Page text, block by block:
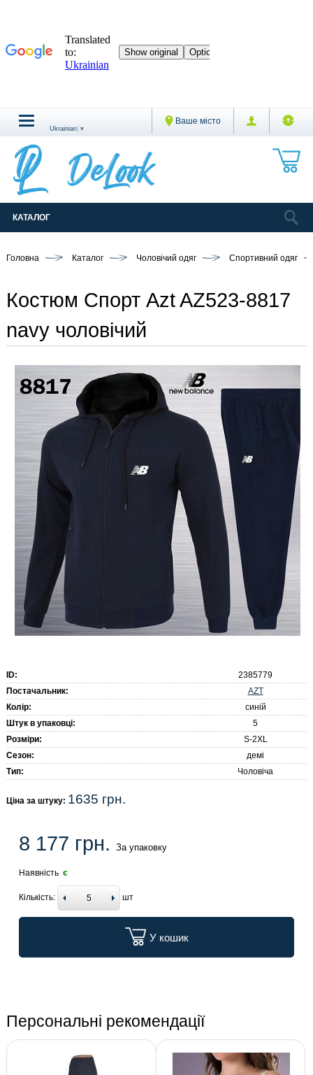
Ваше місто
Ukrainian ▼
КАТАЛОГ
Головна Каталог Чоловічий одяг Спортивний одяг
Костюм Спорт Azt AZ523-8817
navy чоловічий
ID:
2385779
Постачальник:
AZT
Колір:
синій
Штук в упаковці:
5
Розміри:
S-2XL
Сезон:
демі
Тип:
Чоловіча
Ціна за штуку: 1635 грн.
8 177 грн. За упаковку
Наявність є
Кількість: шт
У кошик
Персональні рекомендації